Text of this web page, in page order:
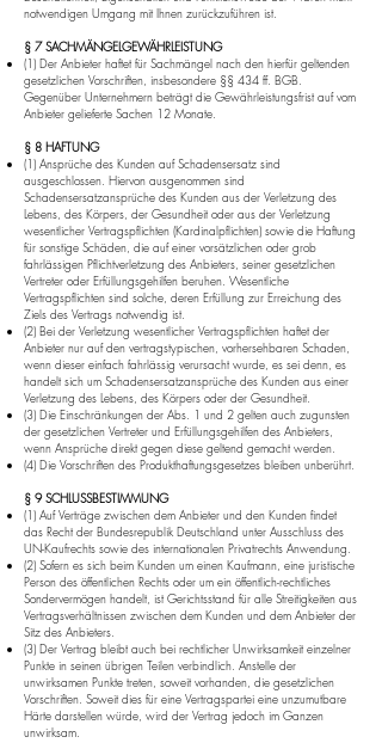
notwendigen Umgang mit Ihnen zurückzuführen ist.
§ 7 SACHMÄNGELGEWÄHRLEISTUNG
(1) Der Anbieter haftet für Sachmängel nach den hierfür geltenden
gesetzlichen Vorschriften, insbesondere §§ 434 ff. BGB.
Gegenüber Unternehmern beträgt die Gewährleistungsfrist auf vom
Anbieter gelieferte Sachen 12 Monate.
§ 8 HAFTUNG
(1) Ansprüche des Kunden auf Schadensersatz sind
ausgeschlossen. Hiervon ausgenommen sind
Schadensersatzansprüche des Kunden aus der Verletzung des
Lebens, des Körpers, der Gesundheit oder aus der Verletzung
wesentlicher Vertragspflichten (Kardinalpflichten) sowie die Haftung
für sonstige Schäden, die auf einer vorsätzlichen oder grob
fahrlässigen Pflichtverletzung des Anbieters, seiner gesetzlichen
Vertreter oder Erfüllungsgehilfen beruhen. Wesentliche
Vertragspflichten sind solche, deren Erfüllung zur Erreichung des
Ziels des Vertrags notwendig ist.
(2) Bei der Verletzung wesentlicher Vertragspflichten haftet der
Anbieter nur auf den vertragstypischen, vorhersehbaren Schaden,
wenn dieser einfach fahrlässig verursacht wurde, es sei denn, es
handelt sich um Schadensersatzansprüche des Kunden aus einer
Verletzung des Lebens, des Körpers oder der Gesundheit.
(3) Die Einschränkungen der Abs. 1 und 2 gelten auch zugunsten
der gesetzlichen Vertreter und Erfüllungsgehilfen des Anbieters,
wenn Ansprüche direkt gegen diese geltend gemacht werden.
(4) Die Vorschriften des Produkthaftungsgesetzes bleiben unberührt.
§ 9 SCHLUSSBESTIMMUNG
(1) Auf Verträge zwischen dem Anbieter und den Kunden findet
das Recht der Bundesrepublik Deutschland unter Ausschluss des
UN-Kaufrechts sowie des internationalen Privatrechts Anwendung.
(2) Sofern es sich beim Kunden um einen Kaufmann, eine juristische
Person des öffentlichen Rechts oder um ein öffentlich-rechtliches
Sondervermögen handelt, ist Gerichtsstand für alle Streitigkeiten aus
Vertragsverhältnissen zwischen dem Kunden und dem Anbieter der
Sitz des Anbieters.
(3) Der Vertrag bleibt auch bei rechtlicher Unwirksamkeit einzelner
Punkte in seinen übrigen Teilen verbindlich. Anstelle der
unwirksamen Punkte treten, soweit vorhanden, die gesetzlichen
Vorschriften. Soweit dies für eine Vertragspartei eine unzumutbare
Härte darstellen würde, wird der Vertrag jedoch im Ganzen
unwirksam.